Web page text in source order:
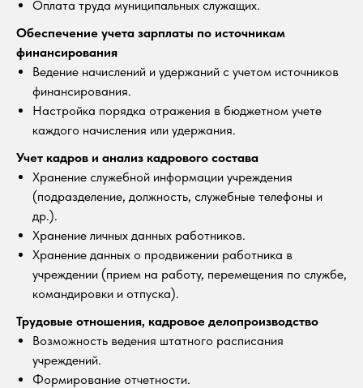
Оплата труда муниципальных служащих.
Обеспечение учета зарплаты по источникам
финансирования
Ведение начислений и удержаний с учетом источников
финансирования.
Настройка порядка отражения в бюджетном учете
каждого начисления или удержания.
Учет кадров и анализ кадрового состава
Хранение служебной информации учреждения
(подразделение, должность, служебные телефоны и
др.).
Хранение личных данных работников.
Хранение данных о продвижении работника в
учреждении (прием на работу, перемещения по службе,
командировки и отпуска).
Трудовые отношения, кадровое делопроизводство
Возможность ведения штатного расписания
учреждений.
Формирование отчетности.